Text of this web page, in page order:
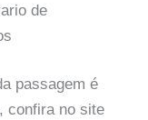
de
passagem é
confira no site